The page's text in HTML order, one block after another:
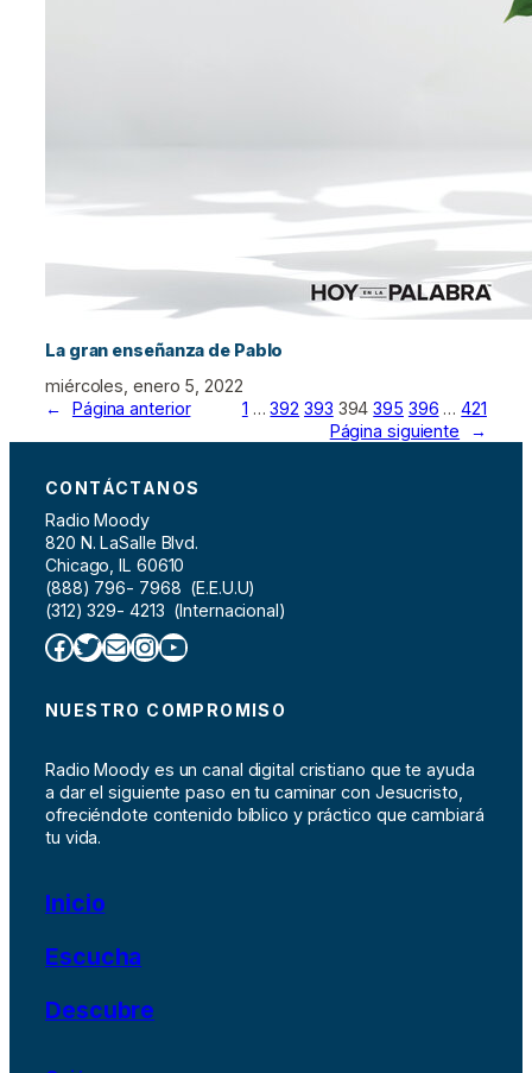
La gran enseñanza de Pablo
miércoles, enero 5, 2022
←
Página anterior 1 … 392 393 394 395 396 … 421
Página siguiente
→
CONTÁCTANOS
Radio Moody
820 N. LaSalle Blvd.
Chicago, IL 60610
(888) 796- 7968 (E.E.U.U)
(312) 329- 4213 (Internacional)
Facebook Twitter Correo electrónico InstagramYouTube
NUESTRO COMPROMISO
Radio Moody es un canal digital cristiano que te ayuda
a dar el siguiente paso en tu caminar con Jesucristo,
ofreciéndote contenido bíblico y práctico que cambiará
tu vida.
Inicio
Escucha
Descubre